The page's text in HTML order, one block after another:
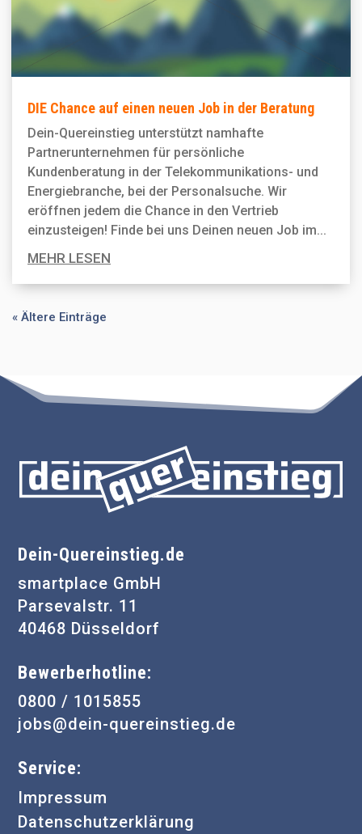
DIE Chance auf einen neuen Job in der Beratung
Dein-Quereinstieg unterstützt namhafte
Partnerunternehmen für persönliche
Kundenberatung in der Telekommunikations- und
Energiebranche, bei der Personal­suche. Wir
eröffnen jedem die Chance in den Vertrieb
einzusteigen! Finde bei uns Deinen neuen Job im...
MEHR LESEN
« Ältere Einträge
Dein-Quereinstieg.de
smartplace GmbH
Parsevalstr. 11
40468 Düsseldorf
Bewerberhotline:
0800 / 1015855
jobs@dein-quereinstieg.de
Service:
Impressum
Datenschutzerklärung